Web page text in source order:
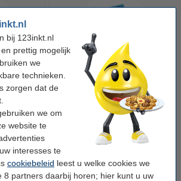
bij 123inkt.nl
prettig mogelijk
we
technieken.
zorgen dat de
we om
website te
interesses te
cookiebeleid leest u welke cookies we
8 partners daarbij horen; hier kunt u uw
MN1500
stuks
btw
123inkt kopieerpapier 1 pak van
500 vel A4 - 80 grams FSC® Mix
Credit
€ 7,25 Incl. 21% btw